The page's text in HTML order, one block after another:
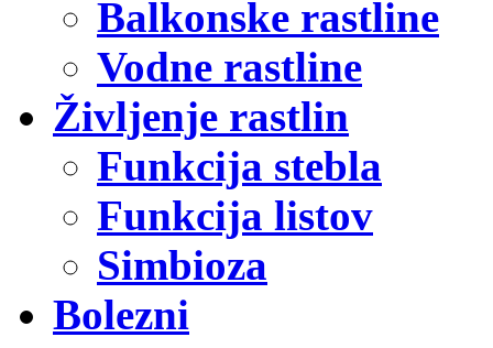
Balkonske rastline
Vodne rastline
Življenje rastlin
Funkcija stebla
Funkcija listov
Simbioza
Bolezni